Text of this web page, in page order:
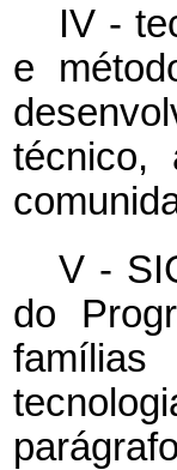
IV -
e
técnico,
V -
do